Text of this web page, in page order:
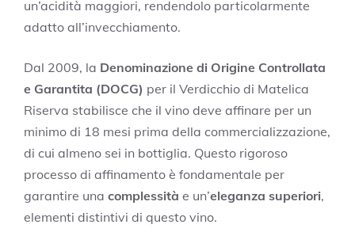
un’acidità maggiori, rendendolo particolarmente
adatto all’invecchiamento.
Dal 2009, la Denominazione di Origine Controllata
e Garantita (DOCG) per il Verdicchio di Matelica
Riserva stabilisce che il vino deve affinare per un
minimo di 18 mesi prima della commercializzazione,
di cui almeno sei in bottiglia. Questo rigoroso
processo di affinamento è fondamentale per
garantire una complessità e un’eleganza superiori,
elementi distintivi di questo vino.